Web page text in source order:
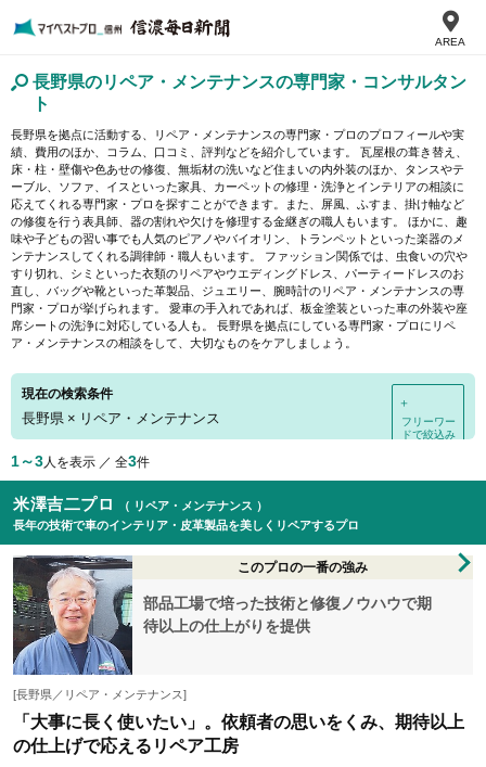
AREA
長野県のリペア・メンテナンスの専門家・コンサルタン
ト
長野県を拠点に活動する、リペア・メンテナンスの専門家・プロのプロフィールや実
績、費用のほか、コラム、口コミ、評判などを紹介しています。 瓦屋根の葺き替え、
床・柱・壁傷や色あせの修復、無垢材の洗いなど住まいの内外装のほか、タンスやテ
ーブル、ソファ、イスといった家具、カーペットの修理・洗浄とインテリアの相談に
応えてくれる専門家・プロを探すことができます。また、屏風、ふすま、掛け軸など
の修復を行う表具師、器の割れや欠けを修理する金継ぎの職人もいます。 ほかに、趣
味や子どもの習い事でも人気のピアノやバイオリン、トランペットといった楽器のメ
ンテナンスしてくれる調律師・職人もいます。 ファッション関係では、虫食いの穴や
すり切れ、シミといった衣類のリペアやウエディングドレス、パーティードレスのお
直し、バッグや靴といった革製品、ジュエリー、腕時計のリペア・メンテナンスの専
門家・プロが挙げられます。 愛車の手入れであれば、板金塗装といった車の外装や座
席シートの洗浄に対応している人も。 長野県を拠点にしている専門家・プロにリペ
ア・メンテナンスの相談をして、大切なものをケアしましょう。
現在の検索条件
長野県 × リペア・メンテナンス
＋
フリーワー
ドで絞込み
1～3人を表示 ／ 全3件
米澤吉二プロ
（ リペア・メンテナンス ）
長年の技術で車のインテリア・皮革製品を美しくリペアするプロ
このプロの一番の強み
部品工場で培った技術と修復ノウハウで期
待以上の仕上がりを提供
[長野県／リペア・メンテナンス]
「大事に長く使いたい」。依頼者の思いをくみ、期待以上
の仕上げで応えるリペア工房